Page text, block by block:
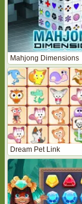
Mahjong Dimensions
Dream Pet Link